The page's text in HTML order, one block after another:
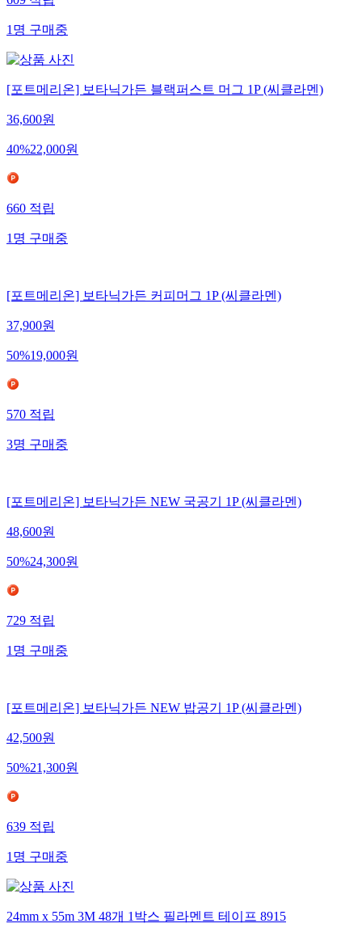
1명구매중
[포트메리온] 보타닉가든 블랙퍼스트 머그 1P (씨클라멘)
36,600원
40%22,000원
660적립
1명구매중
[포트메리온] 보타닉가든 커피머그 1P (씨클라멘)
37,900원
50%19,000원
570적립
3명구매중
[포트메리온] 보타닉가든 NEW 국공기 1P (씨클라멘)
48,600원
50%24,300원
729적립
1명구매중
[포트메리온] 보타닉가든 NEW 밥공기 1P (씨클라멘)
42,500원
50%21,300원
639적립
1명구매중
24mm x 55m 3M 48개 1박스 필라멘트 테이프 8915